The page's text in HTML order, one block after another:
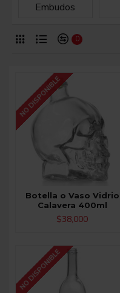
Embudos
0
NO DISPONIBLE
Botella o Vaso Vidrio
Calavera 400ml
$38,000
NO DISPONIBLE